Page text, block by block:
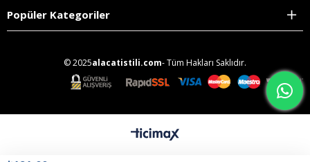
Popüler Kategoriler
© 2025alacatistili.com- Tüm Hakları Saklıdır.